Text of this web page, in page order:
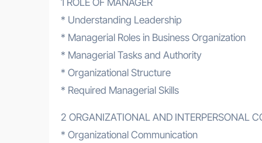
* Understanding Leadership
* Managerial Roles in Business Organization
* Managerial Tasks and Authority
* Organizational Structure
* Required Managerial Skills
2 ORGANIZATIONAL AND INTERPERSONAL
* Organizational Communication